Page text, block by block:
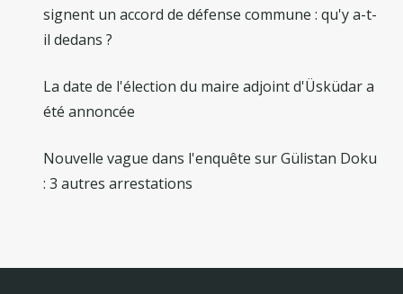
signent un accord de défense commune : qu'y a-t-
il dedans ?
La date de l'élection du maire adjoint d'Üsküdar a
été annoncée
Nouvelle vague dans l'enquête sur Gülistan Doku
: 3 autres arrestations